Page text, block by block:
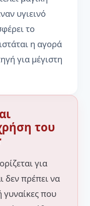
υγιεινό
το
η αγορά
για μέγιστη
του
για
δεν πρέπει να
γυναίκες που